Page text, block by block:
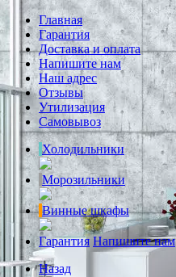
Главная
Гарантия
Доставка и оплата
Напишите нам
Наш адрес
Отзывы
Утилизация
Самовывоз
Холодильники
Морозильники
Винные шкафы
Гарантия Напишите нам
Назад